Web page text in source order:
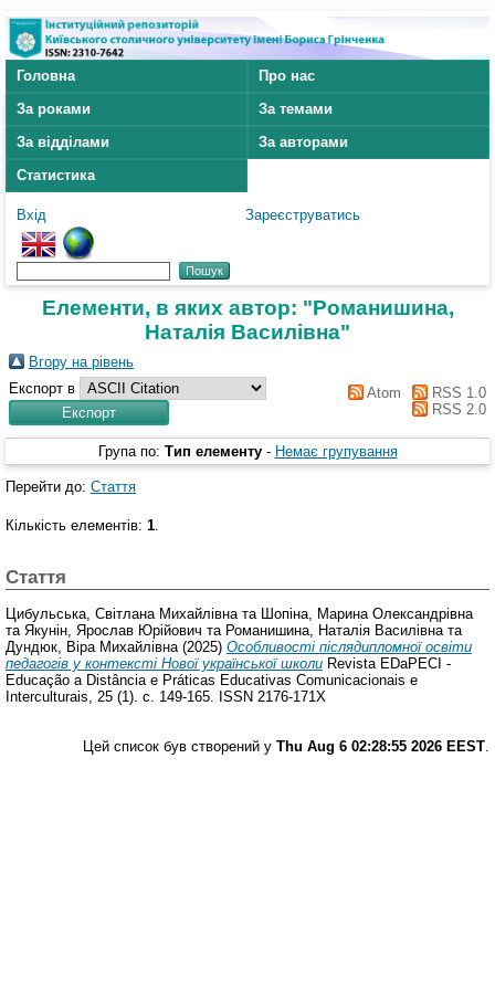
Головна
Про нас
За роками
За темами
За відділами
За авторами
Статистика
Вхід Зареєструватись
Елементи, в яких автор: "Романишина,
Наталія Василівна"
Вгору на рівень
Експорт в
Atom
RSS 1.0
RSS 2.0
Група по: Тип елементу - Немає групування
Перейти до: Стаття
Кількість елементів: 1.
Стаття
Цибульська, Світлана Михайлівна та
Шопіна, Марина Олександрівна
та Якунін, Ярослав Юрійович та Романишина, Наталія Василівна та
Дундюк, Віра Михайлівна (2025) Особливості післядипломної освіти
педагогів у контексті Нової української школи Revista EDaPECI -
Educação a Distância e Práticas Educativas Comunicacionais e
Interculturais, 25 (1). с. 149-165. ISSN 2176-171X
Цей список був створений у Thu Aug 6 02:28:55 2026 EEST